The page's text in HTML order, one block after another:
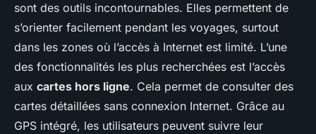
Nina 27 novembre 2024 7 min de lecture
sont des outils incontournables. Elles permettent de
s’orienter facilement pendant les voyages, surtout
dans les zones où l’accès à Internet est limité. L’une
des fonctionnalités les plus recherchées est l’accès
aux cartes hors ligne. Cela permet de consulter des
cartes détaillées sans connexion Internet. Grâce au
GPS intégré, les utilisateurs peuvent suivre leur